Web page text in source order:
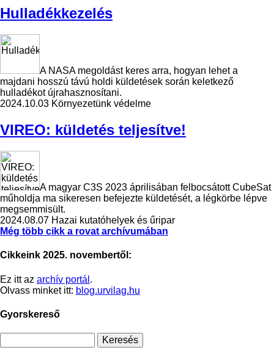
Hulladékkezelés
A NASA megoldást keres arra, hogyan lehet a
majdani hosszú távú holdi küldetések során keletkező
hulladékot újrahasznosítani.
2024.10.03 Környezetünk védelme
VIREO: küldetés teljesítve!
A magyar C3S 2023 áprilisában felbocsátott CubeSat
műholdja ma sikeresen befejezte küldetését, a légkörbe lépve
megsemmisült.
2024.08.07 Hazai kutatóhelyek és űripar
Még több cikk a rovat archívumában
Cikkeink 2025. novembertől:
Ez itt az archív portál .
Olvass minket itt: blog.urvilag.hu
Gyorskereső